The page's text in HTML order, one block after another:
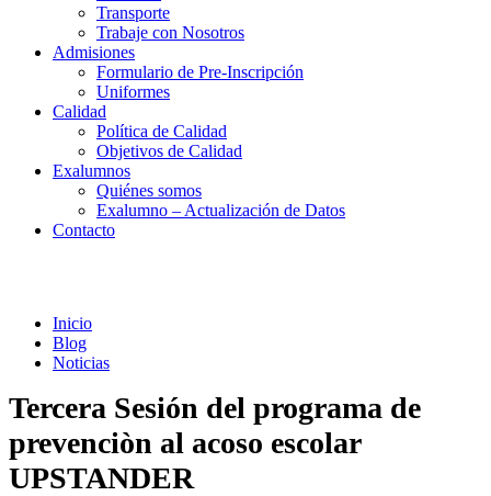
Transporte
Trabaje con Nosotros
Admisiones
Formulario de Pre-Inscripción
Uniformes
Calidad
Política de Calidad
Objetivos de Calidad
Exalumnos
Quiénes somos
Exalumno – Actualización de Datos
Contacto
Inicio
Blog
Noticias
Tercera Sesión del programa de
prevenciòn al acoso escolar
UPSTANDER